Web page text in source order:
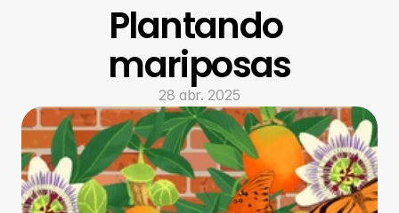
Plantando
mariposas
28 abr. 2025